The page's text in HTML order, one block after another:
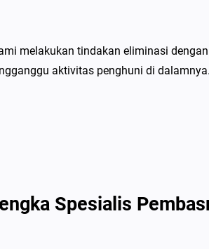
melakukan tindakan eliminasi
aktivitas penghuni di dalamnya.
Spesialis